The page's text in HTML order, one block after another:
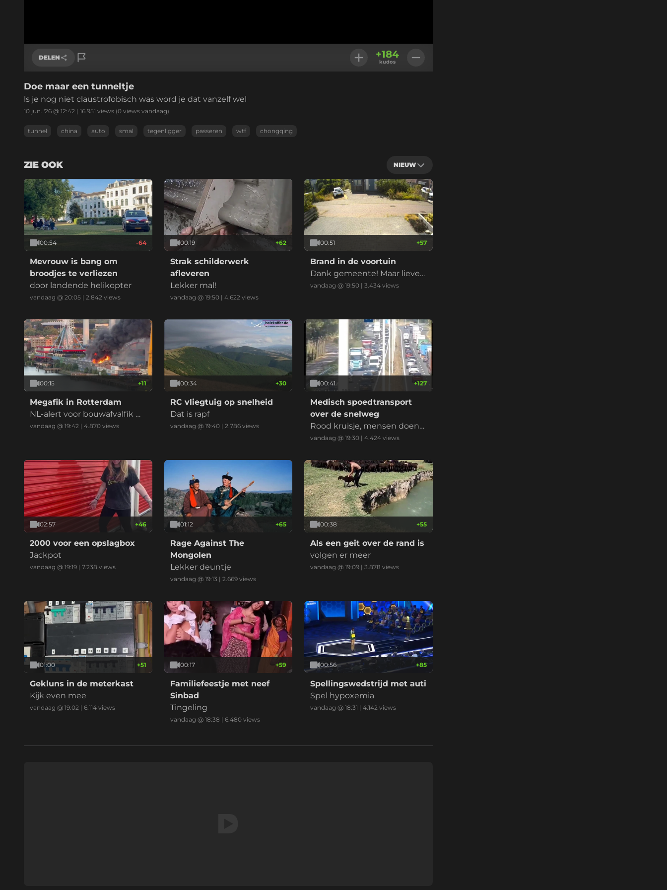
DELEN
Link kopiëren
+184
kudos
Doe maar een tunneltje
ls je nog niet claustrofobisch was word je dat vanzelf wel
10 jun. '26 @ 12:42 | 16.951 views (0 views vandaag)
tunnel china auto smal tegenligger passeren wtf chongqing
ZIE OOK NIEUW
00:54 -64
Mevrouw is bang om
broodjes te verliezen
door landende helikopter
vandaag @ 20:05 | 2.842 views
00:19 +62
Strak schilderwerk
afleveren
Lekker mal!
vandaag @ 19:50| 4.622 views
00:51 +57
Brand in de voortuin
Dank gemeente! Maar liever
niet nu met de droogte
vandaag @ 19:50 |3.434 views
00:15 +11
Megafik in Rotterdam
NL-alert voor bouwafvalfik m
et zwarte reauk bij recycling
vandaag @ 19:42 | 4.870 views
00:34 +30
RC vliegtuig op snelheid
Dat is rapf
vandaag @ 19:40| 2.786views
00:41 +127
Medisch spoedtransport
over de snelweg
Rood kruisje, mensen doen
normaal, ambu erlangs, klaar
vandaag @ 19:30 |4.424 views
02:57 +46
2000 voor een opslagbox
Jackpot
vandaag @ 19:19 | 7.238 views
01:12 +65
Rage Against The
Mongolen
Lekker deuntje
vandaag @ 19:13 | 2.669views
00:38 +55
Als een geit over de rand is
volgen er meer
vandaag @ 19:09 |3.878 views
01:00 +51
Gekluns in de meterkast
Kijk even mee
vandaag @ 19:02 | 6.114 views
00:17 +59
Familiefeestje met neef
Sinbad
Tingeling
vandaag @ 18:38 | 6.480views
00:56 +85
Spellingswedstrijd met auti
Spel hypoxemia
vandaag @ 18:31 |4.142 views